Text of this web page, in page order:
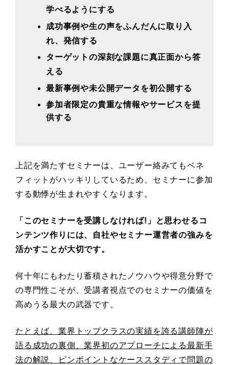
学べるようにする
成功事例や生の声をふんだんに取り入
れ、発信する
ターゲットの深刻な課題に真正面から答
える
最新事例や未公開データを初公開する
参加者限定の貴重な情報やサービスを提
供する
上記を満たすセミナーは、ユーザー絡みてもベネ
フィットがハッキリしているため、セミナーに参加
する動悸が生まれやすくなります。
「このセミナーを受講しなければ!」と思わせるコ
ンテンツ作りには、自社やセミナー運営者の強みを
活かすことが大切です。
何十年にもわたり蓄積されたノウハウや得意分野で
の専門性こそが、受講者視点でのセミナーの価値を
高めうる最大の武器です。
たとえば、業界トップクラスの実績を誇る講師陣が
語る成功の裏側、業界初のアプローチによる最新手
法の解説、ピンポイントなケーススタディで問題の